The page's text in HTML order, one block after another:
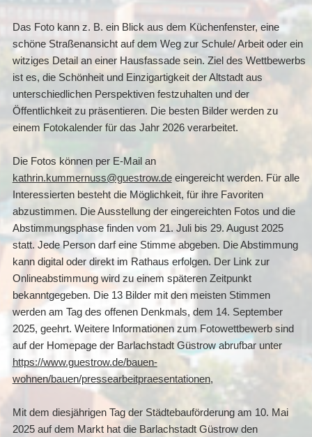
Das Foto kann z. B. ein Blick aus dem Küchenfenster, eine
schöne Straßenansicht auf dem Weg zur Schule/ Arbeit oder ein
witziges Detail an einer Hausfassade sein. Ziel des Wettbewerbs
ist es, die Schönheit und Einzigartigkeit der Altstadt aus
unterschiedlichen Perspektiven festzuhalten und der
Öffentlichkeit zu präsentieren. Die besten Bilder werden zu
einem Fotokalender für das Jahr 2026 verarbeitet.
Die Fotos können per E-Mail an
kathrin.kummernuss@guestrow.deeingereicht werden. Für alle
Interessierten besteht die Möglichkeit, für ihre Favoriten
abzustimmen. Die Ausstellung der eingereichten Fotos und die
Abstimmungsphase finden vom 21. Juli bis 29. August 2025
statt. Jede Person darf eine Stimme abgeben. Die Abstimmung
kann digital oder direkt im Rathaus erfolgen. Der Link zur
Onlineabstimmung wird zu einem späteren Zeitpunkt
bekanntgegeben. Die 13 Bilder mit den meisten Stimmen
werden am Tag des offenen Denkmals, dem 14. September
2025, geehrt. Weitere Informationen zum Fotowettbewerb sind
auf der Homepage der Barlachstadt Güstrow abrufbar unter
https://www.guestrow.de/bauen-
wohnen/bauen/pressearbeitpraesentationen,
Mit dem diesjährigen Tag der Städtebauförderung am 10. Mai
2025 auf dem Markt hat die Barlachstadt Güstrow den